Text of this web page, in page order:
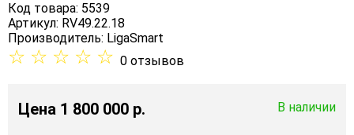
Код товара: 5539
Артикул: RV49.22.18
Производитель: LigaSmart
☆ ☆ ☆ ☆ ☆ 0 отзывов
Цена 1 800 000 p. В наличии